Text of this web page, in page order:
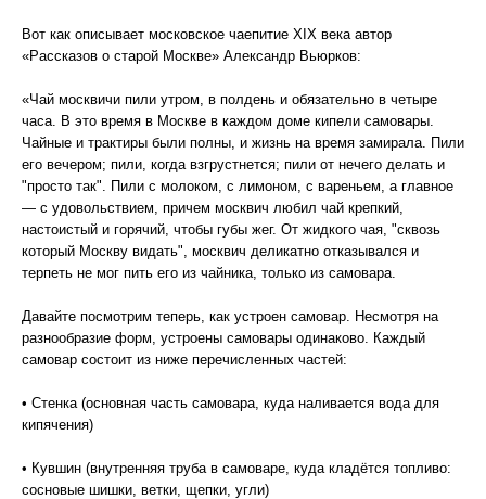
Вот как описывает московское чаепитие XIX века автор
«Рассказов о старой Москве» Александр Вьюрков:
«Чай москвичи пили утром, в полдень и обязательно в четыре
часа. В это время в Москве в каждом доме кипели самовары.
Чайные и трактиры были полны, и жизнь на время замирала. Пили
его вечером; пили, когда взгрустнется; пили от нечего делать и
"просто так". Пили с молоком, с лимоном, с вареньем, а главное
— с удовольствием, причем москвич любил чай крепкий,
настоистый и горячий, чтобы губы жег. От жидкого чая, "сквозь
который Москву видать", москвич деликатно отказывался и
терпеть не мог пить его из чайника, только из самовара.
Давайте посмотрим теперь, как устроен самовар. Несмотря на
разнообразие форм, устроены самовары одинаково. Каждый
самовар состоит из ниже перечисленных частей:
• Стенка (основная часть самовара, куда наливается вода для
кипячения)
• Кувшин (внутренняя труба в самоваре, куда кладётся топливо:
сосновые шишки, ветки, щепки, угли)